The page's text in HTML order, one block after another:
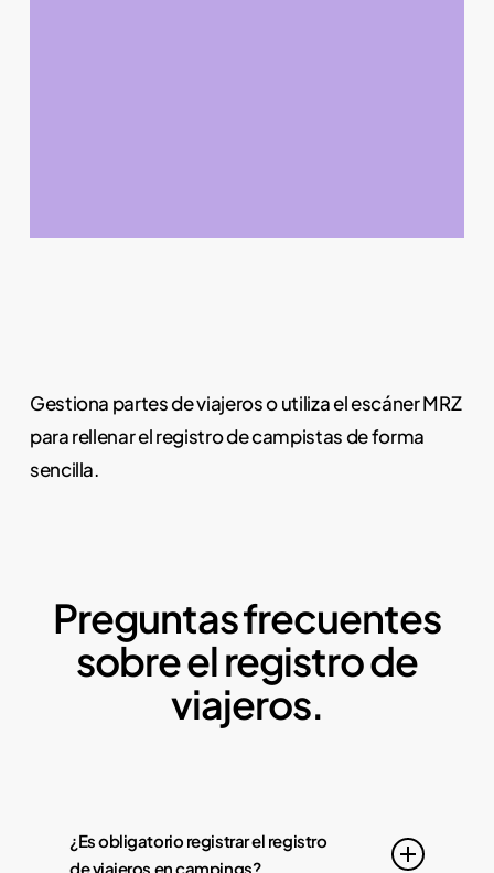
Gestiona partes de viajeros o utiliza el escáner MRZ
para rellenar el registro de campistas de forma
sencilla.
Preguntas frecuentes
sobre el registro de
viajeros.
¿Es obligatorio registrar el registro
de viajeros en campings?